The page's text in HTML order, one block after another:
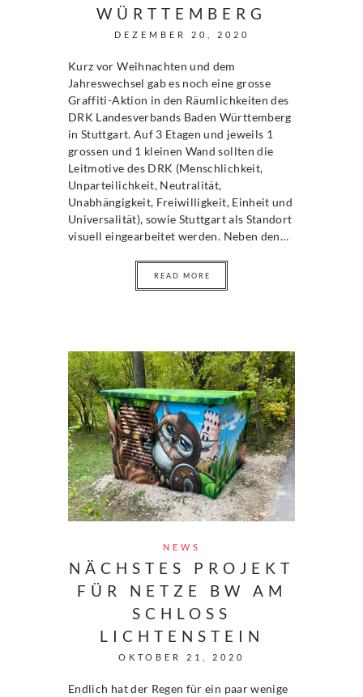
WÜRTTEMBERG
DEZEMBER 20, 2020
Kurz vor Weihnachten und dem
Jahreswechsel gab es noch eine grosse
Graffiti-Aktion in den Räumlichkeiten des
DRK Landesverbands Baden Württemberg
in Stuttgart. Auf 3 Etagen und jeweils 1
grossen und 1 kleinen Wand sollten die
Leitmotive des DRK (Menschlichkeit,
Unparteilichkeit, Neutralität,
Unabhängigkeit, Freiwilligkeit, Einheit und
Universalität), sowie Stuttgart als Standort
visuell eingearbeitet werden. Neben den…
READ MORE
NEWS
NÄCHSTES PROJEKT
FÜR NETZE BW AM
SCHLOSS
LICHTENSTEIN
OKTOBER 21, 2020
Endlich hat der Regen für ein paar wenige